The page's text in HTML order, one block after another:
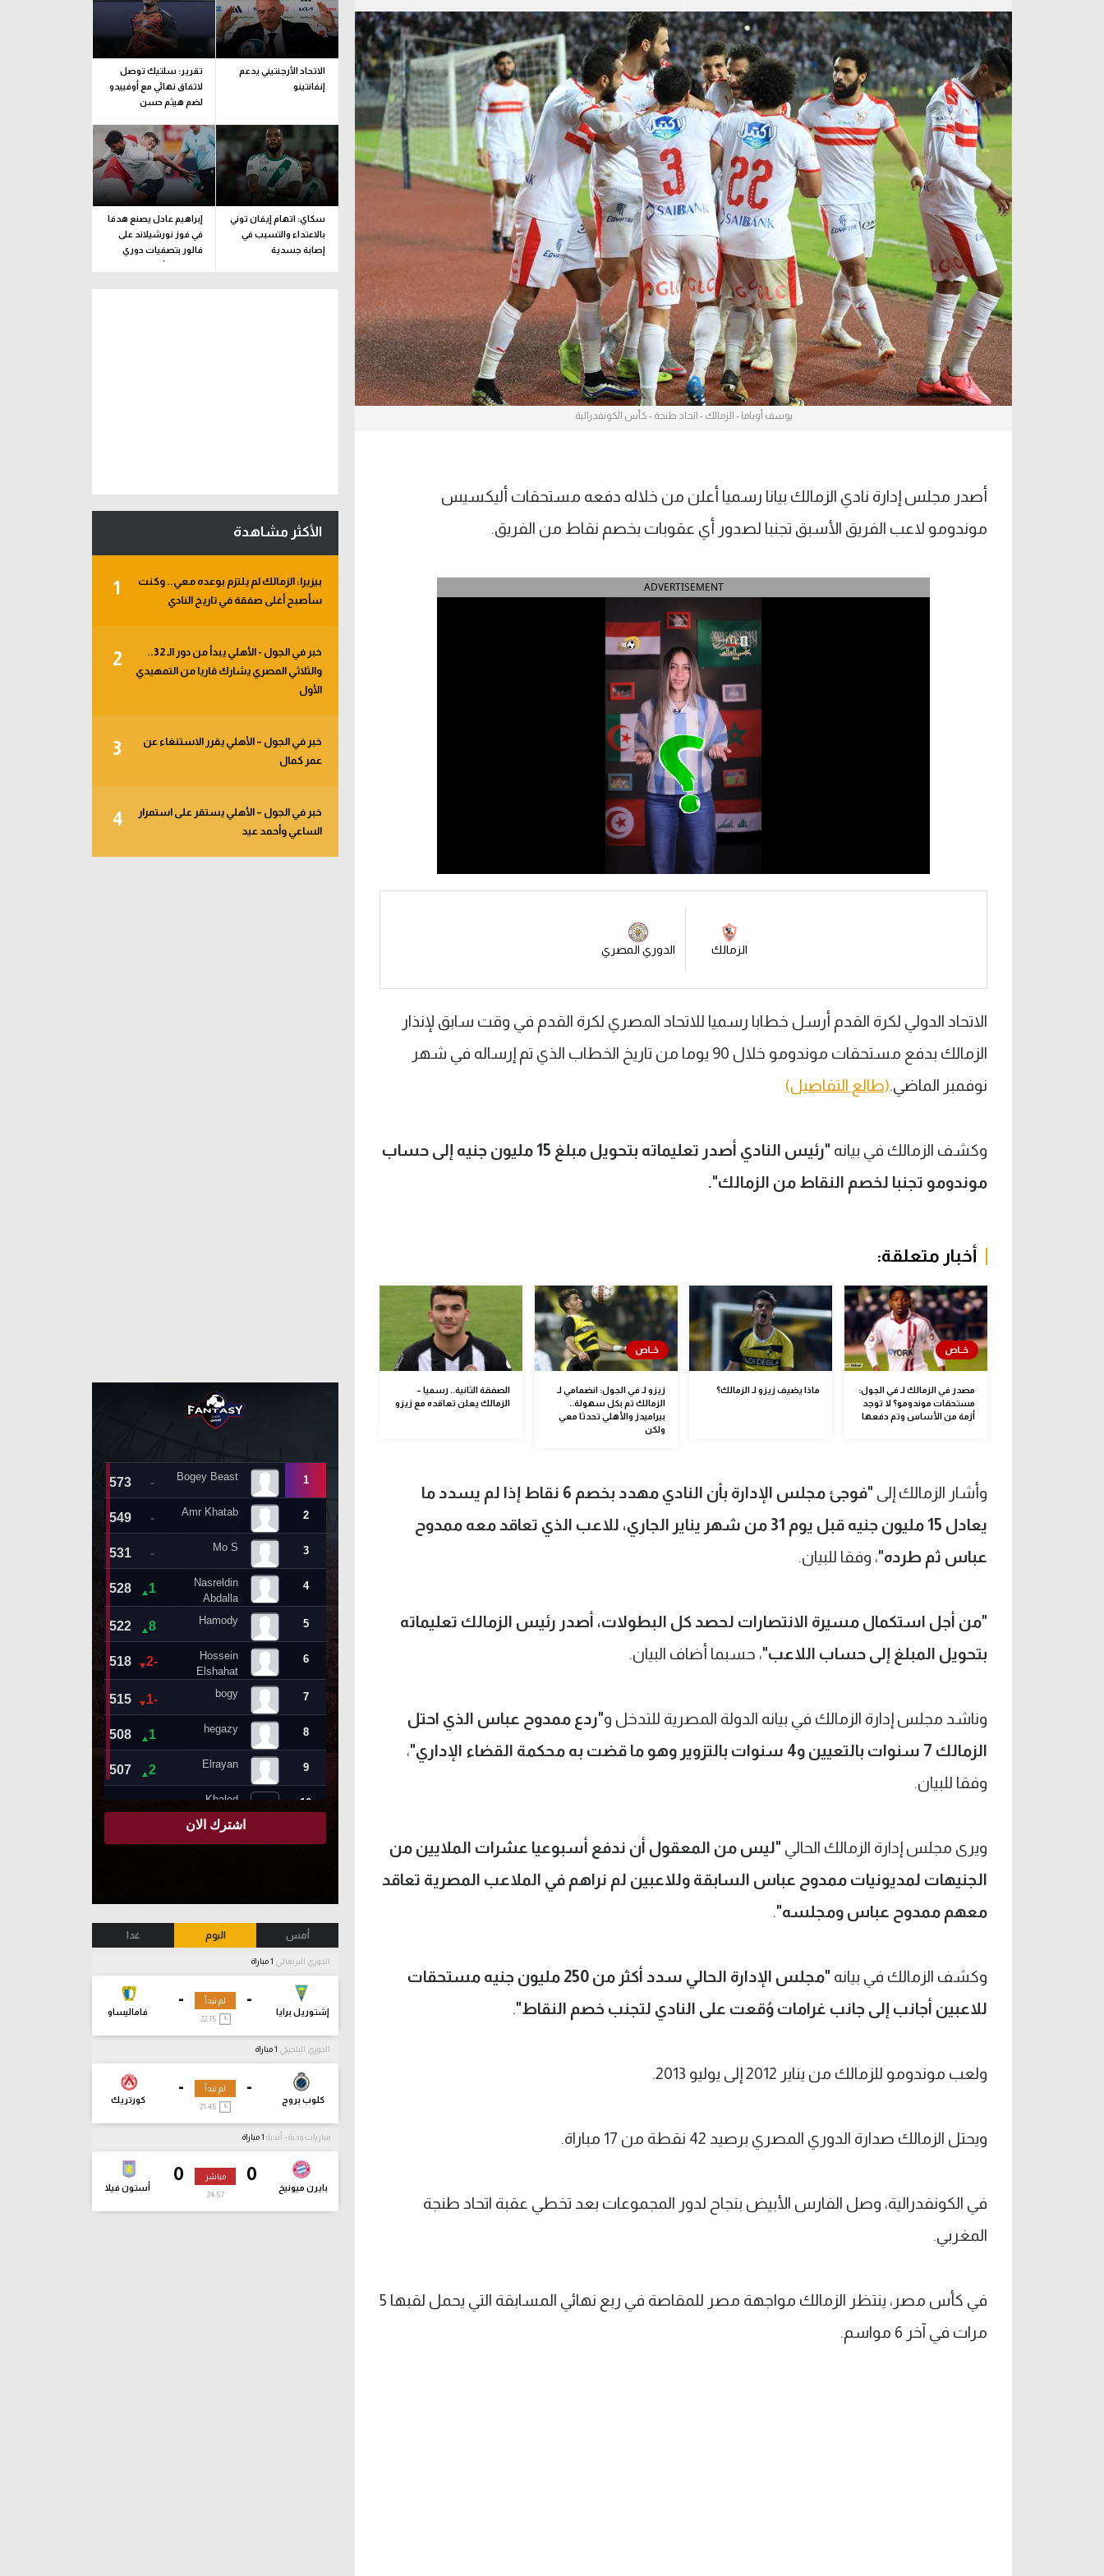
آراء حرة
ركن الألعاب
الدوري السعودي للمحترفين
دوري أبطال أوروبا
دوري أبطال إفريقيا
كل البطولات
دوري أبطال أوروبا
القسم الثاني
رياضات أخرى
آسيا
أمريكا
ركن الألعاب
يوسف أوباما - الزمالك - اتحاد طنجة - كأس الكونفدرالية
أصدر مجلس إدارة نادي الزمالك بيانا رسميا أعلن من خلاله دفعه مستحقات أليكسيس
موندومو لاعب الفريق الأسبق تجنبا لصدور أي عقوبات بخصم نقاط من الفريق.
ADVERTISEMENT
الزمالك الدوري المصري
الاتحاد الدولي لكرة القدم أرسل خطابا رسميا للاتحاد المصري لكرة القدم في وقت سابق لإنذار
الزمالك بدفع مستحقات موندومو خلال 90 يوما من تاريخ الخطاب الذي تم إرساله في شهر
نوفمبر الماضي.(طالع التفاصيل)
وكشف الزمالك في بيانه
"رئيس النادي أصدر تعليماته بتحويل مبلغ 15 مليون جنيه إلى حساب
موندومو تجنبا لخصم النقاط من الزمالك".
أخبار متعلقة:
مصدر في الزمالك لـ في الجول:
مستحقات موندومو؟ لا توجد
أزمة من الأساس وتم دفعها
ماذا يضيف زيزو لـ الزمالك؟
زيزو لـ في الجول: انضمامي لـ
الزمالك تم بكل سهولة..
بيراميدز والأهلي تحدثا معي
ولكن
الصفقة الثانية.. رسميا –
الزمالك يعلن تعاقده مع زيزو
وأشار الزمالك إلى
"فوجئ مجلس الإدارة بأن النادي مهدد بخصم 6 نقاط إذا لم يسدد ما
يعادل 15 مليون جنيه قبل يوم 31 من شهر يناير الجاري، للاعب الذي تعاقد معه ممدوح
عباس ثم طرده"، وفقا للبيان.
"من أجل استكمال مسيرة الانتصارات لحصد كل البطولات، أصدر رئيس الزمالك تعليماته
بتحويل المبلغ إلى حساب اللاعب"، حسبما أضاف البيان.
وناشد مجلس إدارة الزمالك في بيانه الدولة المصرية للتدخل و"ردع ممدوح عباس الذي احتل
الزمالك 7 سنوات بالتعيين و4 سنوات بالتزوير وهو ما قضت به محكمة القضاء الإداري"
،
وفقا للبيان.
ويرى مجلس إدارة الزمالك الحالي "ليس من المعقول أن ندفع أسبوعيا عشرات الملايين من
الجنيهات لمديونيات ممدوح عباس السابقة وللاعبين لم نراهم في الملاعب المصرية تعاقد
معهم ممدوح عباس ومجلسه".
وكشف الزمالك في بيانه
"مجلس الإدارة الحالي سدد أكثر من 250 مليون جنيه مستحقات
للاعبين أجانب إلى جانب غرامات وُقعت على النادي لتجنب خصم النقاط".
ولعب موندومو للزمالك من يناير 2012 إلى يوليو 2013.
ويحتل الزمالك صدارة الدوري المصري برصيد 42 نقطة من 17 مباراة.
في الكونفدرالية، وصل الفارس الأبيض بنجاح لدور المجموعات بعد تخطي عقبة اتحاد طنجة
المغربي.
في كأس مصر، ينتظر الزمالك مواجهة مصر للمقاصة في ربع نهائي المسابقة التي يحمل لقبها 5
مرات في آخر 6 مواسم.
الاتحاد الأرجنتيني يدعم
إنفانتينو
تقرير: سلتيك توصل
لاتفاق نهائي مع أوفييدو
لضم هيثم حسن
سكاي: اتهام إيفان توني
بالاعتداء والتسبب في
إصابة جسدية
إبراهيم عادل يصنع هدفا
في فوز نورشيلاند على
فالور بتصفيات دوري
المؤتمر الأوروبي
الأكثر مشاهدة
1
بيزيرا: الزمالك لم يلتزم بوعده معي.. وكنت
سأصبح أغلى صفقة في تاريخ النادي
2
خبر في الجول - الأهلي يبدأ من دور الـ 32..
والثلاثي المصري يشارك قاريا من التمهيدي
الأول
3
خبر في الجول – الأهلي يقرر الاستنغاء عن
عمر كمال
4
خبر في الجول – الأهلي يستقر على استمرار
الساعي وأحمد عيد
أمس اليوم غدا
الدوري البرتغالي
-
إشتوريل برايا
-
فاماليساو
لم تبدأ
22:15
الدوري البلجيكي
-
كلوب بروج
-
كورتريك
لم تبدأ
مباريات ودية - أندية
0
بايرن ميونيخ
0
أستون فيلا
مباشر
24:58